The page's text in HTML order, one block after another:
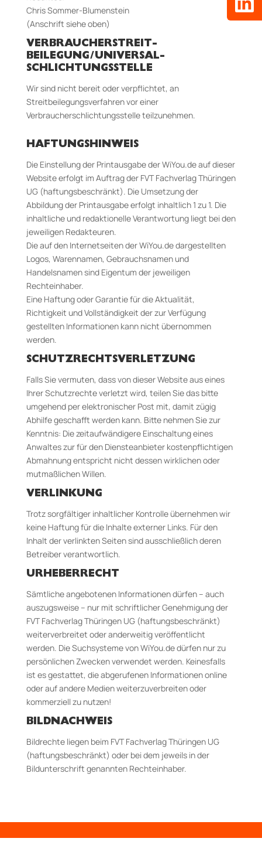
Chris Sommer-Blumenstein
(Anschrift siehe oben)
VERBRAUCHER­STREIT­
BEILEGUNG/UNIVERSAL­
SCHLICHTUNGS­STELLE
Wir sind nicht bereit oder verpflichtet, an
Streitbeilegungsverfahren vor einer
Verbraucherschlichtungsstelle teilzunehmen.
HAFTUNGSHINWEIS
Die Einstellung der Printausgabe der WiYou.de auf dieser
Website erfolgt im Auftrag der FVT Fachverlag Thüringen
UG (haftungsbeschränkt). Die Umsetzung der
Abbildung der Printausgabe erfolgt inhaltlich 1 zu 1. Die
inhaltliche und redaktionelle Verantwortung liegt bei den
jeweiligen Redakteuren.
Die auf den Internetseiten der WiYou.de dargestellten
Logos, Warennamen, Gebrauchsnamen und
Handelsnamen sind Eigentum der jeweiligen
Rechteinhaber.
Eine Haftung oder Garantie für die Aktualität,
Richtigkeit und Vollständigkeit der zur Verfügung
gestellten Informationen kann nicht übernommen
werden.
SCHUTZRECHTSVERLETZUNG
Falls Sie vermuten, dass von dieser Website aus eines
Ihrer Schutzrechte verletzt wird, teilen Sie das bitte
umgehend per elektronischer Post mit, damit zügig
Abhilfe geschafft werden kann. Bitte nehmen Sie zur
Kenntnis: Die zeitaufwändigere Einschaltung eines
Anwaltes zur für den Diensteanbieter kostenpflichtigen
Abmahnung entspricht nicht dessen wirklichen oder
mutmaßlichen Willen.
VERLINKUNG
Trotz sorgfältiger inhaltlicher Kontrolle übernehmen wir
keine Haftung für die Inhalte externer Links. Für den
Inhalt der verlinkten Seiten sind ausschließlich deren
Betreiber verantwortlich.
URHEBERRECHT
Sämtliche angebotenen Informationen dürfen – auch
auszugsweise – nur mit schriftlicher Genehmigung der
FVT Fachverlag Thüringen UG (haftungsbeschränkt)
weiterverbreitet oder anderweitig veröffentlicht
werden. Die Suchsysteme von WiYou.de dürfen nur zu
persönlichen Zwecken verwendet werden. Keinesfalls
ist es gestattet, die abgerufenen Informationen online
oder auf andere Medien weiterzuverbreiten oder
kommerziell zu nutzen!
BILDNACHWEIS
Bildrechte liegen beim FVT Fachverlag Thüringen UG
(haftungsbeschränkt) oder bei dem jeweils in der
Bildunterschrift genannten Rechteinhaber.